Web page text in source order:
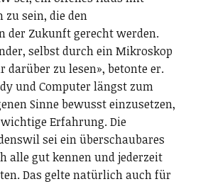
zu sein, die den
der Zukunft gerecht werden.
selbst durch ein Mikroskop
darüber zu lesen», betonte er.
und Computer längst zum
Sinne bewusst einzusetzen,
Erfahrung. Die
sei ein überschaubares
alle gut kennen und jederzeit
Das gelte natürlich auch für